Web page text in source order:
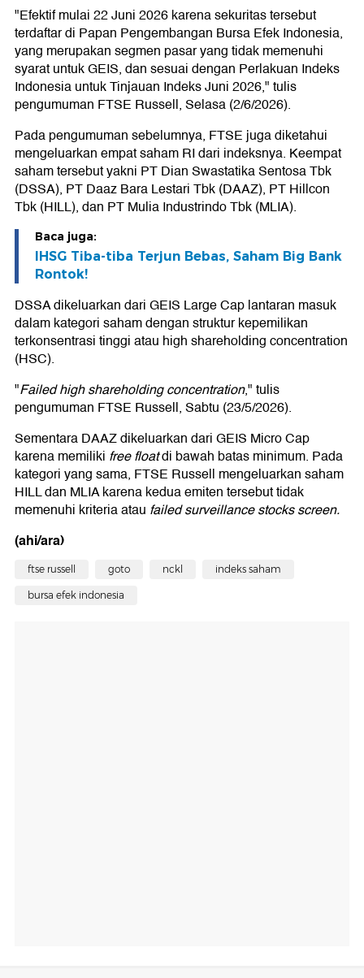
"Efektif mulai 22 Juni 2026 karena sekuritas tersebut
terdaftar di Papan Pengembangan Bursa Efek Indonesia,
yang merupakan segmen pasar yang tidak memenuhi
syarat untuk GEIS, dan sesuai dengan Perlakuan Indeks
Indonesia untuk Tinjauan Indeks Juni 2026," tulis
pengumuman FTSE Russell, Selasa (2/6/2026).
Pada pengumuman sebelumnya, FTSE juga diketahui
mengeluarkan empat saham RI dari indeksnya. Keempat
saham tersebut yakni PT Dian Swastatika Sentosa Tbk
(DSSA), PT Daaz Bara Lestari Tbk (DAAZ), PT Hillcon
Tbk (HILL), dan PT Mulia Industrindo Tbk (MLIA).
Baca juga:
IHSG Tiba-tiba Terjun Bebas, Saham Big Bank
Rontok!
DSSA dikeluarkan dari GEIS Large Cap lantaran masuk
dalam kategori saham dengan struktur kepemilikan
terkonsentrasi tinggi atau high shareholding concentration
(HSC).
"Failed high shareholding concentration," tulis
pengumuman FTSE Russell, Sabtu (23/5/2026).
Sementara DAAZ dikeluarkan dari GEIS Micro Cap
karena memiliki free floatdi bawah batas minimum. Pada
kategori yang sama, FTSE Russell mengeluarkan saham
HILL dan MLIA karena kedua emiten tersebut tidak
memenuhi kriteria atau failed surveillance stocks screen.
(ahi/ara)
ftse russell goto nckl indeks saham
bursa efek indonesia